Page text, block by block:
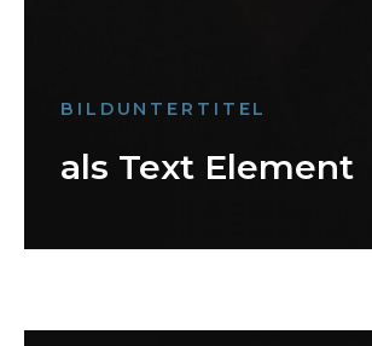
BILDUNTERTITEL
als Text Element